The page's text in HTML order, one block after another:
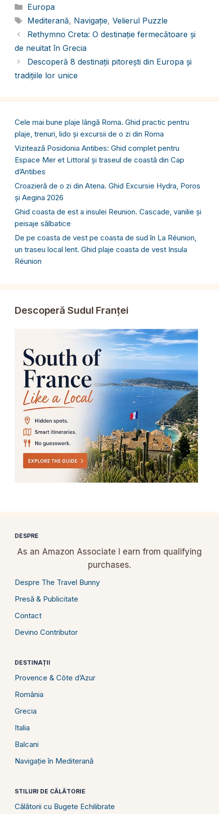
Categorii
Europa
Etichete
Mediterană, Navigație, Velierul Puzzle
Rethymno Creta: O destinație fermecătoare și
de neuitat în Grecia
Descoperă 8 destinații pitorești din Europa și
tradițiile lor unice
Cele mai bune plaje lângă Roma. Ghid practic pentru
plaje, trenuri, lido și excursii de o zi din Roma
Vizitează Posidonia Antibes: Ghid complet pentru
Espace Mer et Littoral și traseul de coastă din Cap
d’Antibes
Croazieră de o zi din Atena. Ghid Excursie Hydra, Poros
și Aegina 2026
Ghid coasta de est a insulei Reunion. Cascade, vanilie și
peisaje sălbatice
De pe coasta de vest pe coasta de sud în La Réunion,
un traseu local lent. Ghid plaje coasta de vest Insula
Réunion
Descoperă Sudul Franței
DESPRE
As an Amazon Associate I earn from qualifying
purchases.
Despre The Travel Bunny
Presă & Publicitate
Contact
Devino Contributor
DESTINAȚII
Provence & Côte d’Azur
România
Grecia
Italia
Balcani
Navigație în Mediterană
STILURI DE CĂLĂTORIE
Călătorii cu Bugete Echilibrate